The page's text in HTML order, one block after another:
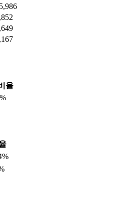
율